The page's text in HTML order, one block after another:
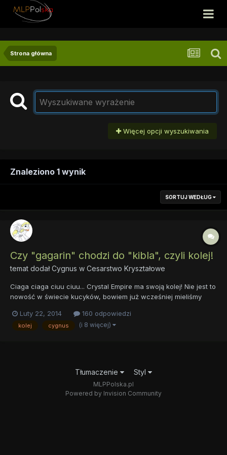
Strona główna
Więcej opcji wyszukiwania
Znaleziono 1 wynik
SORTUJ WEDŁUG
Czy "gagarin" chodzi do "kibla", czyli kolej!
temat dodałCygnus w Cesarstwo Kryształowe
Ciaga ciaga ciuu ciuu... Crystal Empire ma swoją kolej! Nie jest to
nowość w świecie kucyków, bowiem już wcześniej mieliśmy
wyróżnienie. Nasz świat jest pełen lokomotyw, wagonów, stacji...
Wszystkiego co z koleją związane. Istni...
Luty 22, 2014 160 odpowiedzi
kolej cygnus (i 8 więcej)
Tłumaczenie Styl
MLPPolska.pl
Powered by Invision Community